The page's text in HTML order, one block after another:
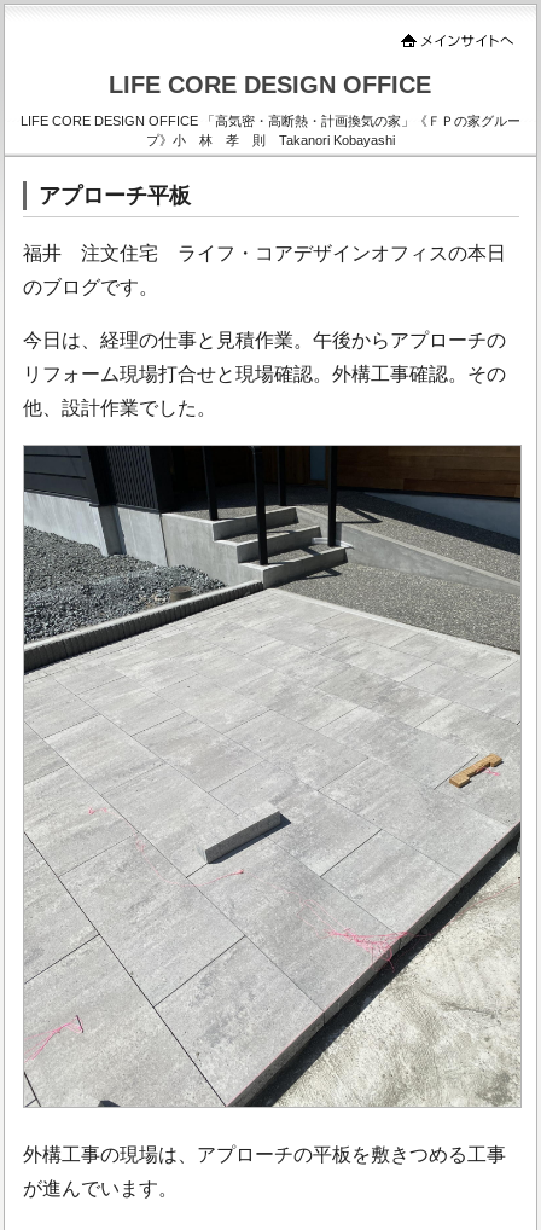
LIFE CORE DESIGN OFFICE
LIFE CORE DESIGN OFFICE 「高気密・高断熱・計画換気の家」《ＦＰの家グルー
プ》小 林 孝 則 Takanori Kobayashi
アプローチ平板
福井 注文住宅 ライフ・コアデザインオフィスの本日
のブログです。
今日は、経理の仕事と見積作業。午後からアプローチの
リフォーム現場打合せと現場確認。外構工事確認。その
他、設計作業でした。
外構工事の現場は、アプローチの平板を敷きつめる工事
が進んでいます。